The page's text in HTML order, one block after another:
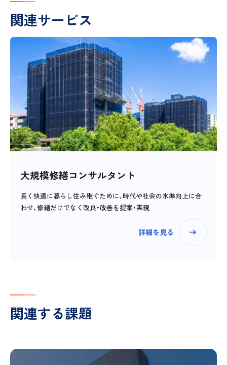
関連サービス
大規模修繕コンサルタント
長く快適に暮らし住み継ぐために、時代や社会の水準向上に合
わせ、修繕だけでなく改良・改善を提案・実現
詳細を見る
関連する課題